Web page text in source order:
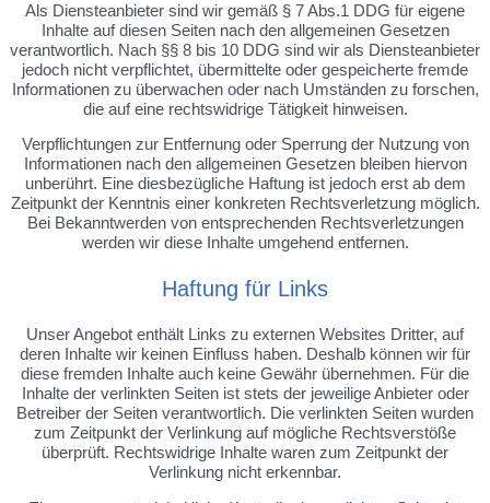
Als Diensteanbieter sind wir gemäß § 7 Abs.1 DDG für eigene
Inhalte auf diesen Seiten nach den allgemeinen Gesetzen
verantwortlich. Nach §§ 8 bis 10 DDG sind wir als Diensteanbieter
jedoch nicht verpflichtet, übermittelte oder gespeicherte fremde
Informationen zu überwachen oder nach Umständen zu forschen,
die auf eine rechtswidrige Tätigkeit hinweisen.
Verpflichtungen zur Entfernung oder Sperrung der Nutzung von
Informationen nach den allgemeinen Gesetzen bleiben hiervon
unberührt. Eine diesbezügliche Haftung ist jedoch erst ab dem
Zeitpunkt der Kenntnis einer konkreten Rechtsverletzung möglich.
Bei Bekanntwerden von entsprechenden Rechtsverletzungen
werden wir diese Inhalte umgehend entfernen.
Haftung für Links
Unser Angebot enthält Links zu externen Websites Dritter, auf
deren Inhalte wir keinen Einfluss haben. Deshalb können wir für
diese fremden Inhalte auch keine Gewähr übernehmen. Für die
Inhalte der verlinkten Seiten ist stets der jeweilige Anbieter oder
Betreiber der Seiten verantwortlich. Die verlinkten Seiten wurden
zum Zeitpunkt der Verlinkung auf mögliche Rechtsverstöße
überprüft. Rechtswidrige Inhalte waren zum Zeitpunkt der
Verlinkung nicht erkennbar.